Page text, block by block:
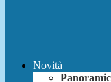
Novità